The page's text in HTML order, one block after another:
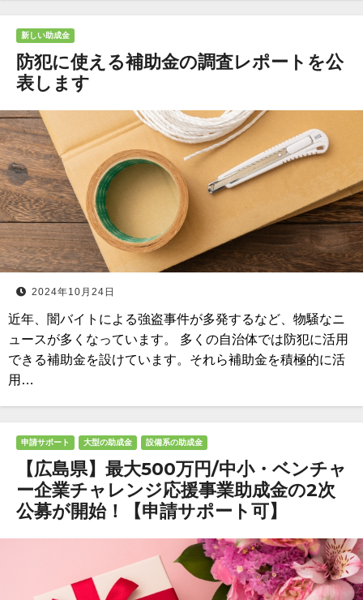
新しい助成金
防犯に使える補助金の調査レポートを公
表します
2024年10月24日
近年、闇バイトによる強盗事件が多発するなど、物騒なニ
ュースが多くなっています。 多くの自治体では防犯に活用
できる補助金を設けています。それら補助金を積極的に活
用…
申請サポート 大型の助成金 設備系の助成金
【広島県】最大500万円/中小・ベンチャ
ー企業チャレンジ応援事業助成金の2次
公募が開始！【申請サポート可】